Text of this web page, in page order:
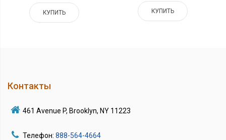
КУПИТЬ КУПИТЬ
Контакты
461 Avenue P, Brooklyn, NY 11223
Телефон: 888-564-4664